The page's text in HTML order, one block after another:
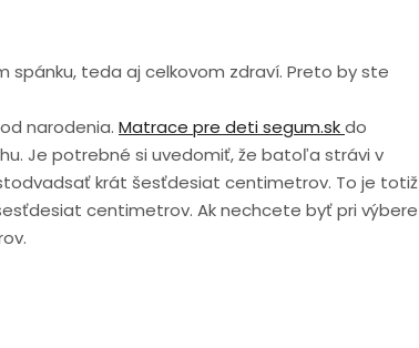
spánku, teda aj celkovom zdraví. Preto by ste
narodenia. Matrace pre deti segum.skdo
Je potrebné si uvedomiť, že batoľa strávi v
krát šesťdesiat centimetrov. To je totiž
centimetrov. Ak nechcete byť pri výbere